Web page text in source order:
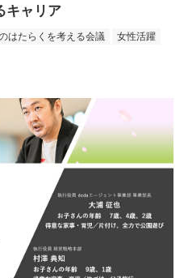
キャリア
はたらくを考える会議 女性活躍